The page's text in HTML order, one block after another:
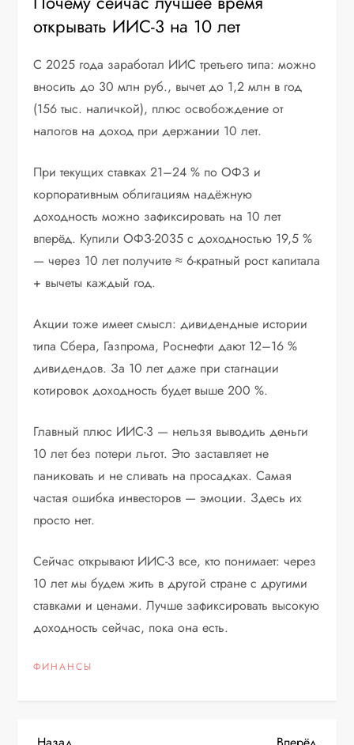
открывать ИИС-3 на 10 лет
С 2025 года заработал ИИС третьего типа: можно
вносить до 30 млн руб., вычет до 1,2 млн в год
(156 тыс. наличкой), плюс освобождение от
налогов на доход при держании 10 лет.
При текущих ставках 21–24 % по ОФЗ и
корпоративным облигациям надёжную
доходность можно зафиксировать на 10 лет
вперёд. Купили ОФЗ-2035 с доходностью 19,5 %
— через 10 лет получите ≈ 6-кратный рост капитала
+ вычеты каждый год.
Акции тоже имеет смысл: дивидендные истории
типа Сбера, Газпрома, Роснефти дают 12–16 %
дивидендов. За 10 лет даже при стагнации
котировок доходность будет выше 200 %.
Главный плюс ИИС-3 — нельзя выводить деньги
10 лет без потери льгот. Это заставляет не
паниковать и не сливать на просадках. Самая
частая ошибка инвесторов — эмоции. Здесь их
просто нет.
Сейчас открывают ИИС-3 все, кто понимает: через
10 лет мы будем жить в другой стране с другими
ставками и ценами. Лучше зафиксировать высокую
доходность сейчас, пока она есть.
ФИНАНСЫ